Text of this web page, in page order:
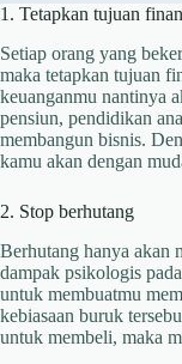
1. Tetapkan tujuan
Setiap orang yang
maka tetapkan tujuan
keuanganmu nantinya
pensiun, pendidikan
membangun bisnis.
kamu akan dengan
2. Stop berhutang
Berhutang hanya akan
dampak psikologis
untuk membuatmu
kebiasaan buruk
untuk membeli, maka